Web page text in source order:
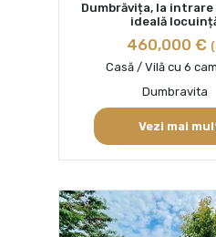
Dumbrăvița, la intrare
ideală
460,000 €
Casă / Vilă cu 6
Dumbravita
Vezi mai